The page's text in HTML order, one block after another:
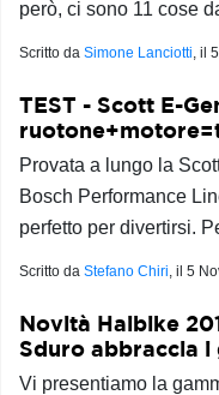
però, ci sono 11 cose
Scritto da Simone Lanciotti, il
TEST - Scott E-
Provata a lungo la
Bosch Performance
perfetto per divertirsi.
Scritto da Stefano Chiri, il 5
Novità Haibike
Sduro abbraccia i
Vi presentiamo la